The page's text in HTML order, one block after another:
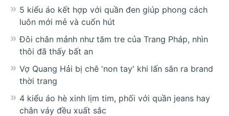
5 kiểu áo kết hợp với quần đen giúp phong cách
luôn mới mẻ và cuốn hút
Đôi chân mảnh như tăm tre của Trang Pháp, nhìn
thôi đã thấy bất an
Vợ Quang Hải bị chê 'non tay' khi lấn sân ra brand
thời trang
4 kiểu áo hè xinh lịm tim, phối với quần jeans hay
chân váy đều xuất sắc